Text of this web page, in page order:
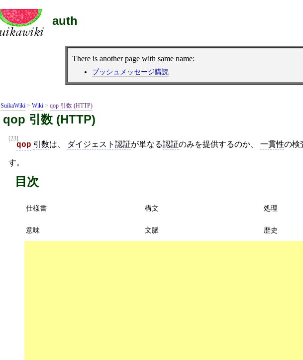
auth
There is another page with same name:
プッシュメッセージ購読
SuikaWiki > Wiki > qop 引数 (HTTP)
qop 引数 (HTTP)
[23]
qop 引数は、 ダイジェスト認証が単なる認証のみを提供するのか、 一貫性の検
す。
目次
仕様書
意味
構文
文脈
処理
歴史